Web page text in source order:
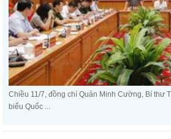
Chiều 11/7, đồng chí Quản Minh Cường, Bí thư
biểu Quốc ...